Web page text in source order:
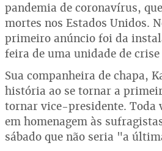
pandemia de coronavírus,
mortes nos Estados Unidos.
primeiro anúncio foi da
feira de uma unidade de
Sua companheira de chapa,
história ao se tornar a
tornar vice-presidente. Toda
em homenagem às
sábado que não seria "a